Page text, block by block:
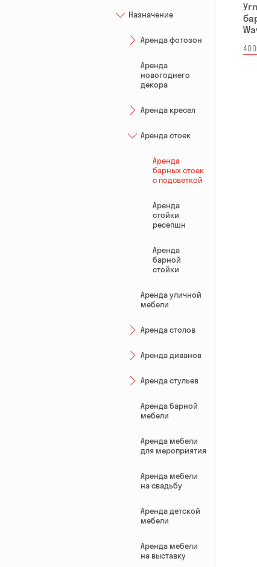
Назначение
Аренда фотозон
Аренда
новогоднего
декора
Аренда кресел
Аренда стоек
Аренда
барных стоек
с подсветкой
Аренда
стойки
ресепшн
Аренда
барной
стойки
Аренда уличной
мебели
Аренда столов
Аренда диванов
Аренда стульев
Аренда барной
мебели
Аренда мебели
для мероприятия
Аренда мебели
на свадьбу
Аренда детской
мебели
Аренда мебели
на выставку